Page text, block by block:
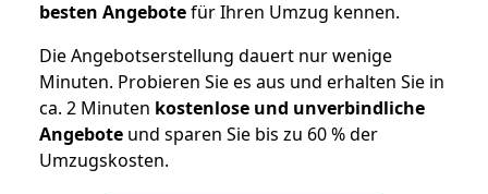
besten Angebotefür Ihren Umzug kennen.
Die Angebotserstellung dauert nur wenige
Minuten. Probieren Sie es aus und erhalten Sie in
ca. 2 Minuten kostenlose und unverbindliche
Angebote und sparen Sie bis zu 60 % der
Umzugskosten.